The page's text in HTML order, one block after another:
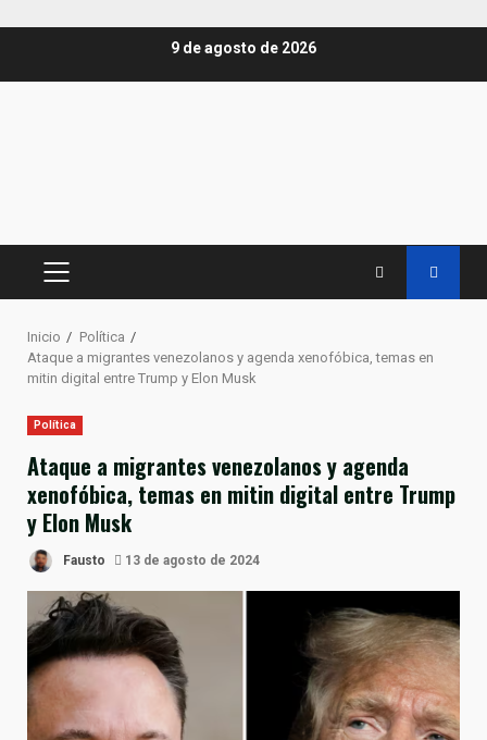
9 de agosto de 2026
MENÚ
Inicio
Política
Ataque a migrantes venezolanos y agenda xenofóbica, temas en
mitin digital entre Trump y Elon Musk
Política
Ataque a migrantes venezolanos y agenda
xenofóbica, temas en mitin digital entre Trump
y Elon Musk
Fausto 13 de agosto de 2024